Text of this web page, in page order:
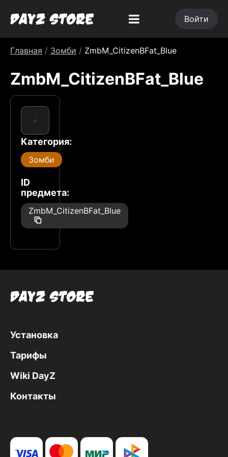
Войти
Главная / Зомби / ZmbM_CitizenBFat_Blue
ZmbM_CitizenBFat_Blue
Категория:
Зомби
ID
предмета:
ZmbM_CitizenBFat_Blue
Установка
Тарифы
Wiki DayZ
Контакты